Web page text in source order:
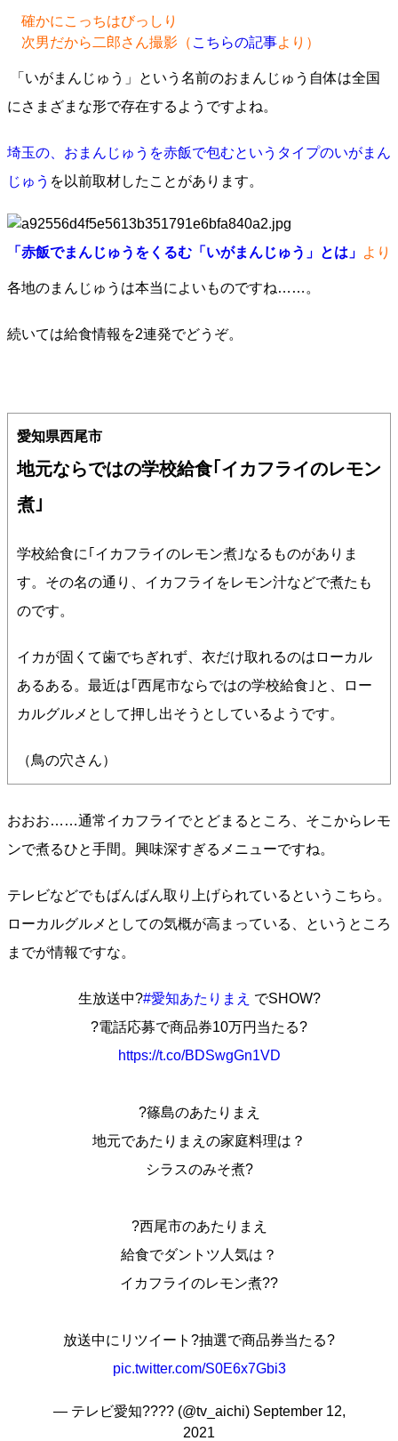
確かにこっちはびっしり
次男だから二郎さん撮影（ こちらの記事より）
「いがまんじゅう」という名前のおまんじゅう自体は全国
にさまざまな形で存在するようですよね。
埼玉の、おまんじゅうを赤飯で包むというタイプのいがまん
じゅう を以前取材したことがあります。
「赤飯でまんじゅうをくるむ「いがまんじゅう」とは」 より
各地のまんじゅうは本当によいものですね……。
続いては給食情報を2連発でどうぞ。
愛知県西尾市
地元ならではの学校給食｢イカフライのレモン
煮｣
学校給食に｢イカフライのレモン煮｣なるものがありま
す。その名の通り、イカフライをレモン汁などで煮たも
のです。
イカが固くて歯でちぎれず、衣だけ取れるのはローカル
あるある。最近は｢西尾市ならではの学校給食｣と、ロー
カルグルメとして押し出そうとしているようです。
（鳥の穴さん）
おおお……通常イカフライでとどまるところ、そこからレモ
ンで煮るひと手間。興味深すぎるメニューですね。
テレビなどでもばんばん取り上げられているというこちら。
ローカルグルメとしての気概が高まっている、というところ
までが情報ですな。
生放送中?#愛知あたりまえ でSHOW?
?電話応募で商品券10万円当たる?
https://t.co/BDSwgGn1VD
​?篠島のあたりまえ
地元であたりまえの家庭料理は？
シラスのみそ煮?
?西尾市のあたりまえ
給食でダントツ人気は？
イカフライのレモン煮??
放送中にリツイート?抽選で商品券当たる?
pic.twitter.com/S0E6x7Gbi3
— テレビ愛知???? (@tv_aichi) September 12,
2021